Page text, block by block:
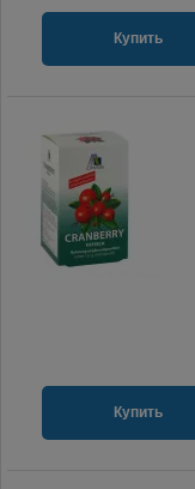
Купить
Купить